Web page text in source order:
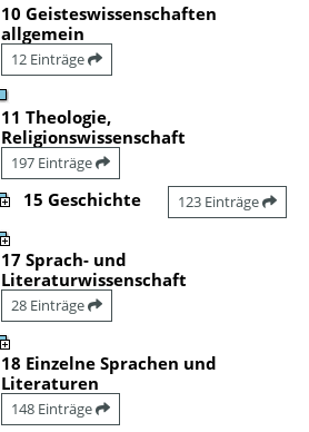
10 Geisteswissenschaften
allgemein
12 Einträge
11 Theologie,
Religionswissenschaft
197 Einträge
15 Geschichte 123 Einträge
17 Sprach- und
Literaturwissenschaft
28 Einträge
18 Einzelne Sprachen und
Literaturen
148 Einträge